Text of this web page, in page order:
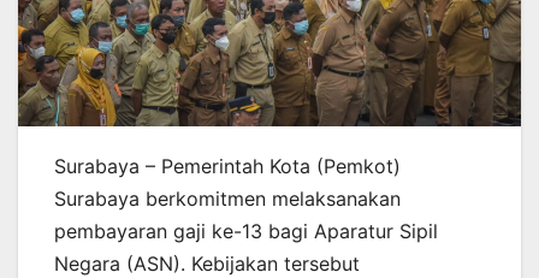
Surabaya – Pemerintah Kota (Pemkot)
Surabaya berkomitmen melaksanakan
pembayaran gaji ke-13 bagi Aparatur Sipil
Negara (ASN). Kebijakan tersebut